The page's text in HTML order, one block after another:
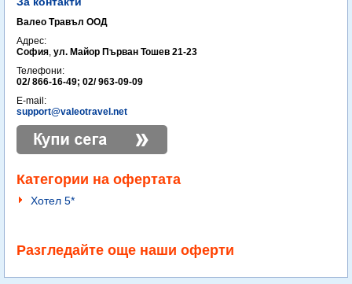
Валео Травъл ООД
Адрес:
София, ул. Майор Първан Тошев 21-23
Телефони:
02/ 866-16-49; 02/ 963-09-09
E-mail:
support@valeotravel.net
Категории на офертата
Хотел 5*
Разгледайте още наши оферти